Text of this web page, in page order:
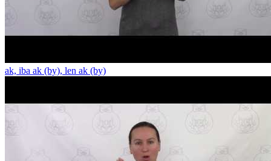
ak, iba ak (by), len ak (by)